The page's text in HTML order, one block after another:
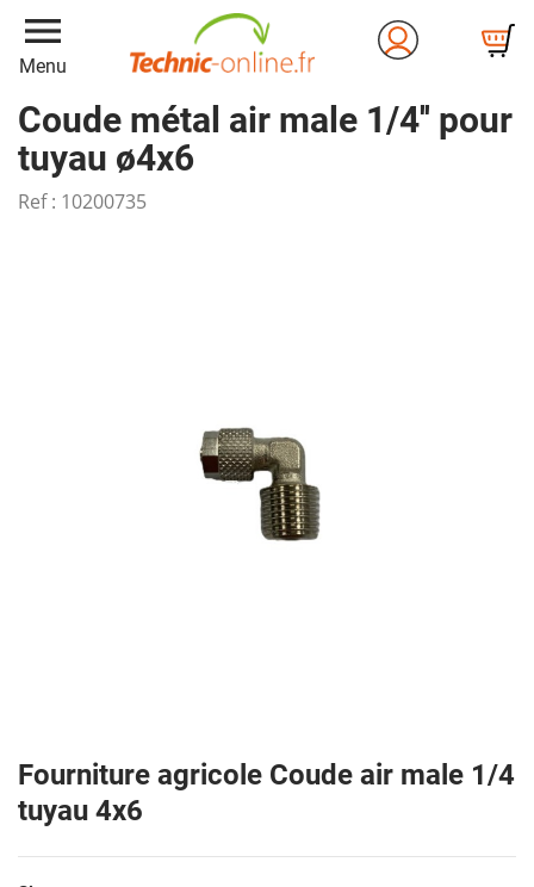
menu
Menu
Coude métal air male 1/4'' pour
tuyau ø4x6
Ref : 10200735
Fourniture agricole Coude air male 1/4
tuyau 4x6